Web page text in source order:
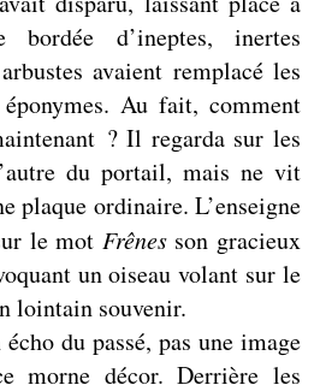
bordée d’ineptes, inertes
avaient remplacé les
Au fait, comment
? Il regarda sur les
du portail, mais ne vit
plaque ordinaire. L’enseigne
le mot Frênesson gracieux
un oiseau volant sur le
lointain souvenir.
du passé, pas une image
morne décor. Derrière les